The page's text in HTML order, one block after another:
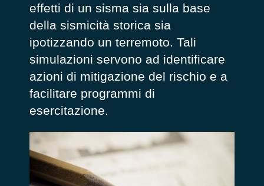
effetti di un sisma sia sulla base
della sismicità storica sia
ipotizzando un terremoto. Tali
simulazioni servono ad identificare
azioni di mitigazione del rischio e a
facilitare programmi di
esercitazione.